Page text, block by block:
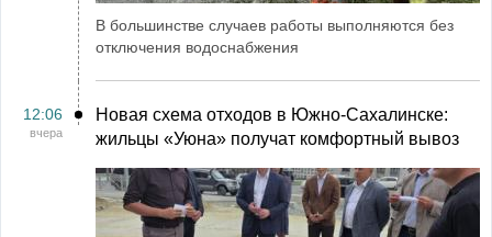
В большинстве случаев работы выполняются без
отключения водоснабжения
12:06
вчера
Новая схема отходов в Южно-Сахалинске:
жильцы «Уюна» получат комфортный вывоз